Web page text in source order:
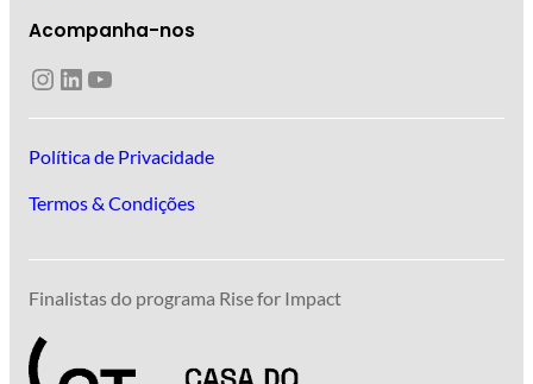
Acompanha-nos
Instagram LinkedIn YouTube
Política de Privacidade
Termos & Condições
Finalistas do programa Rise for Impact